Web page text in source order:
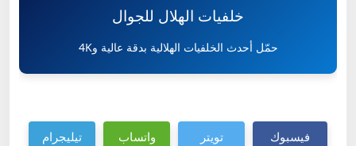
خلفيات الهلال للجوال
حمّل أحدث الخلفيات الهلالية بدقة عالية و4K
فيسبوك تويتر واتساب تيليجرام